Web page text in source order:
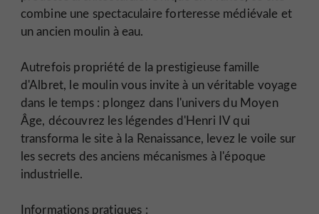
combine une spectaculaire forteresse médiévale et
un ancien moulin à eau.
Autrefois propriété de la prestigieuse famille
d'Albret, le moulin vous invite à un véritable voyage
dans le temps : plongez dans l'univers du Moyen
Âge, découvrez les légendes d'Henri IV qui
transforma le site à la Renaissance, levez le voile sur
les secrets des anciens mécanismes à l'époque
industrielle.
Informations pratiques :